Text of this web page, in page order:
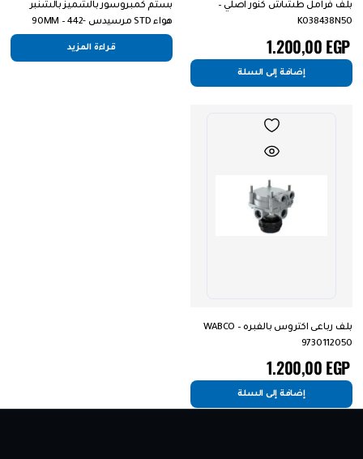
بلف فرامل طشاش كنور اصلي –
K038438N50
1.200,00EGP
إضافة إلى السلة
بستم كمبروسور بالشميز بالشنبر
هواء STD مرسيدس 90MM – 442-
1300-008
قراءة المزيد
بلف رباعى اكتروس بالفبره WABCO –
9730112050
1.200,00EGP
إضافة إلى السلة